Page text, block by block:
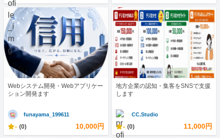
Webシステム開発・Webアプリケー
ション開発ます
funayama_199611
- (0) 10,000円
地方企業の認知・集客をSNSで支援
します
CC.Studio
- (0) 11,000円